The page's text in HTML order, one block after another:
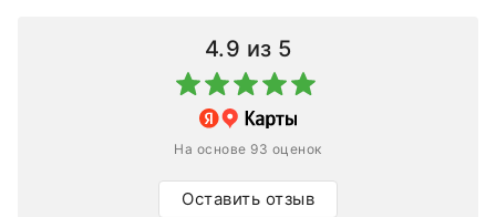
4.9 из 5
На основе 93 оценок
Оставить отзыв